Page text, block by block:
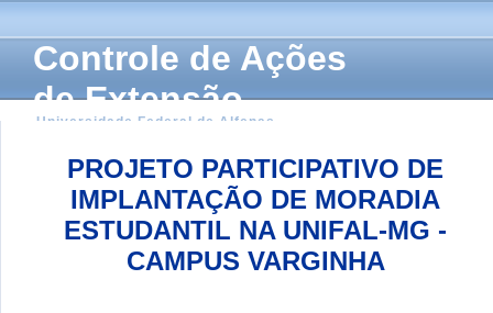
Controle de Ações
de Extensão
Universidade Federal de Alfenas
PROJETO PARTICIPATIVO DE
IMPLANTAÇÃO DE MORADIA
ESTUDANTIL NA UNIFAL-MG -
CAMPUS VARGINHA